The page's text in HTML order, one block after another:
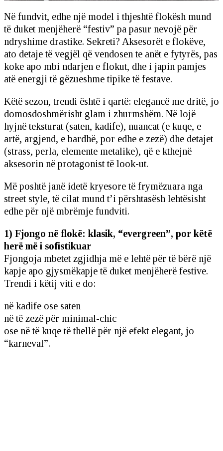
Në fundvit, edhe një model i thjeshtë flokësh mund
të duket menjëherë “festiv” pa pasur nevojë për
ndryshime drastike. Sekreti? Aksesorët e flokëve,
ato detaje të vegjël që vendosen te anët e fytyrës, pas
koke apo mbi ndarjen e flokut, dhe i japin pamjes
atë energji të gëzueshme tipike të festave.
Këtë sezon, trendi është i qartë: elegancë me dritë, jo
domosdoshmërisht glam i zhurmshëm. Në lojë
hyjnë teksturat (saten, kadife), nuancat (e kuqe, e
artë, argjend, e bardhë, por edhe e zezë) dhe detajet
(strass, perla, elemente metalike), që e kthejnë
aksesorin në protagonist të look-ut.
Më poshtë janë idetë kryesore të frymëzuara nga
street style, të cilat mund t’i përshtasësh lehtësisht
edhe për një mbrëmje fundviti.
1) Fjongo në flokë: klasik, “evergreen”, por këtë
herë më i sofistikuar
Fjongoja mbetet zgjidhja më e lehtë për të bërë një
kapje apo gjysmëkapje të duket menjëherë festive.
Trendi i këtij viti e do:
në kadife ose saten
në të zezë për minimal-chic
ose në të kuqe të thellë për një efekt elegant, jo
“karneval”.